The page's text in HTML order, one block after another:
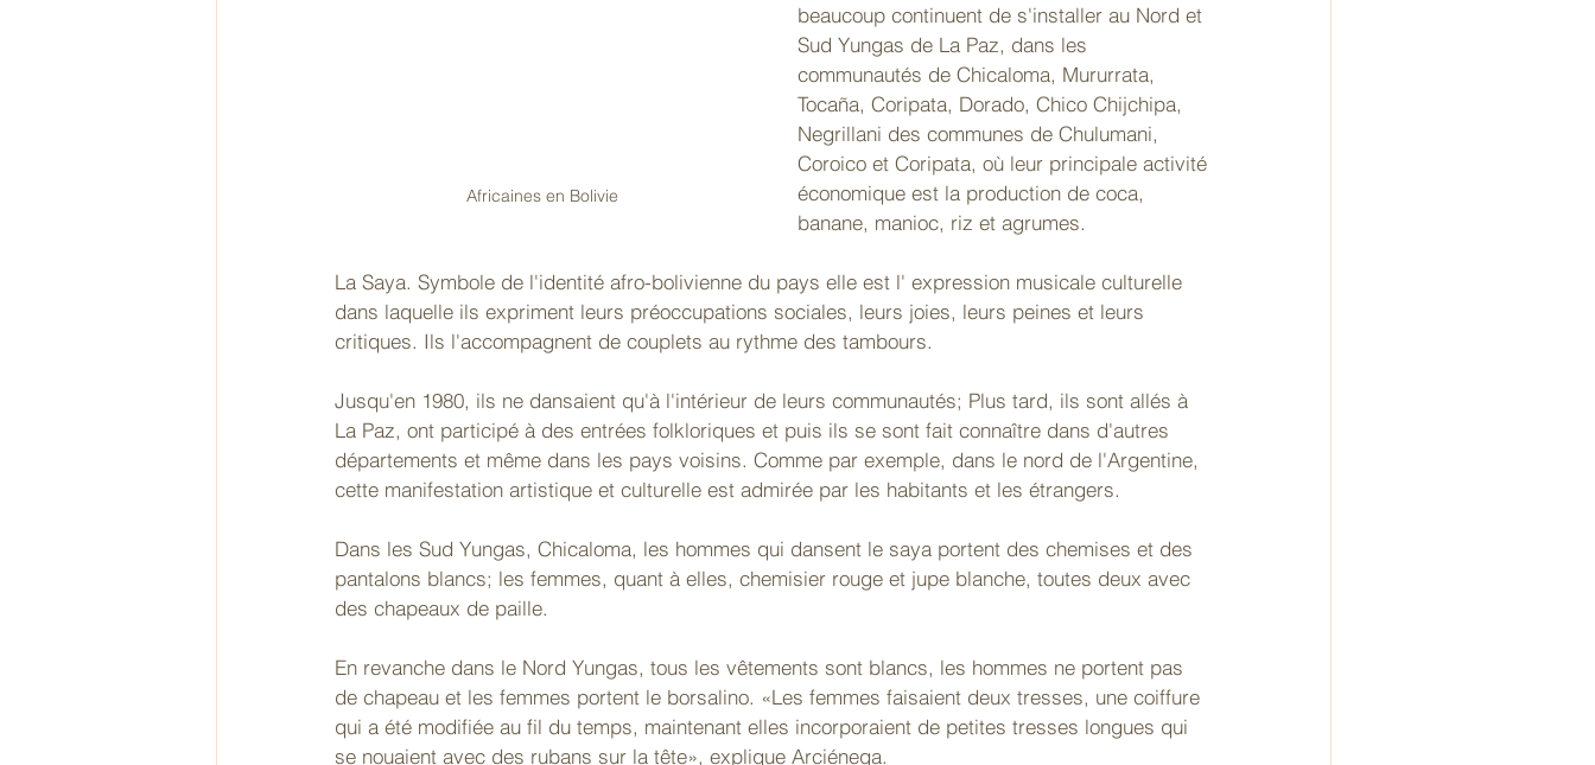
Africaines en Bolivie
beaucoup continuent de s'installer au Nord et
Sud Yungas de La Paz, dans les
communautés de Chicaloma, Mururrata,
Tocaña, Coripata, Dorado, Chico Chijchipa,
Negrillani des communes de Chulumani,
Coroico et Coripata, où leur principale activité
économique est la production de coca,
banane, manioc, riz et agrumes.
La Saya. Symbole de l'identité afro-bolivienne du pays elle est l' expression musicale culturelle
dans laquelle ils expriment leurs préoccupations sociales, leurs joies, leurs peines et leurs
critiques. Ils l'accompagnent de couplets au rythme des tambours.
Jusqu'en 1980, ils ne dansaient qu'à l'intérieur de leurs communautés; Plus tard, ils sont allés à
La Paz, ont participé à des entrées folkloriques et puis ils se sont fait connaître dans d'autres
départements et même dans les pays voisins. Comme par exemple, dans le nord de l'Argentine,
cette manifestation artistique et culturelle est admirée par les habitants et les étrangers.
Dans les Sud Yungas, Chicaloma, les hommes qui dansent le saya portent des chemises et des
pantalons blancs; les femmes, quant à elles, chemisier rouge et jupe blanche, toutes deux avec
des chapeaux de paille.
En revanche dans le Nord Yungas, tous les vêtements sont blancs, les hommes ne portent pas
de chapeau et les femmes portent le borsalino. «Les femmes faisaient deux tresses, une coiffure
qui a été modifiée au fil du temps, maintenant elles incorporaient de petites tresses longues qui
se nouaient avec des rubans sur la tête», explique Arciénega.